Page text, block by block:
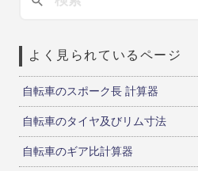
よく見られているページ
自転車のスポーク長 計算器
自転車のタイヤ及びリム寸法
自転車のギア比計算器